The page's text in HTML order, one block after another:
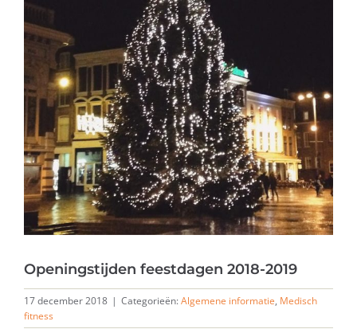
Openingstijden feestdagen 2018-2019
17 december 2018 | Categorieën:Algemene informatie, Medisch
fitness